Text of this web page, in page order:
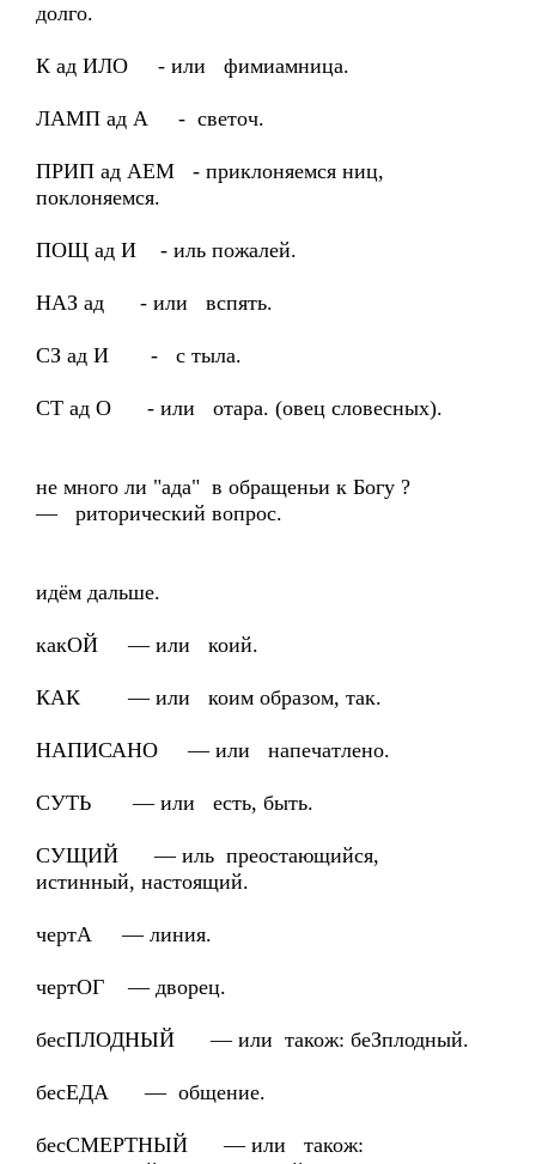
долго.
К ад ИЛО - или фимиамница.
ЛАМП ад А - светоч.
ПРИП ад АЕМ - приклоняемся ниц,
поклоняемся.
ПОЩ ад И - иль пожалей.
НАЗ ад - или вспять.
СЗ ад И - с тыла.
СТ ад О - или отара. (овец словесных).
не много ли "ада" в обращеньи к Богу ?
— риторический вопрос.
идём дальше.
какОЙ — или коий.
КАК — или коим образом, так.
НАПИСАНО — или напечатлено.
СУТЬ — или есть, быть.
СУЩИЙ — иль преостающийся,
истинный, настоящий.
чертА — линия.
чертОГ — дворец.
бесПЛОДНЫЙ — или також: беЗплодный.
бесЕДА — общение.
бесСМЕРТНЫЙ — или також: